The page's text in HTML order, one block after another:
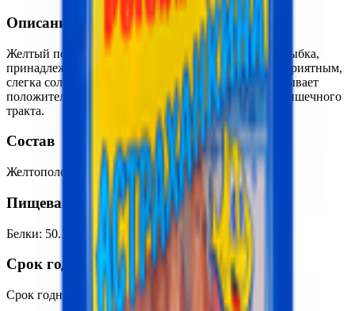
Описание
Желтый полосатик сушеный – небольшая морская рыбка,
принадлежит к семейству Ставридовых. Обладает приятным,
слегка солоноватым вкусом, её легко чистить. Оказывает
положительное воздействие на работу желудочно-кишечного
тракта.
Состав
Желтополосый селар, соль.
Пищевая ценность на 100г
Белки: 50.1 Жиры Углеводы : Калории :258.9
Срок годности
Срок годности 18 месяцев